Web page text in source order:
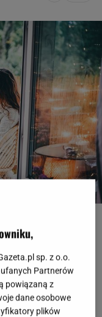
kolekcję
do
miejsce stanie się
sp. z o.o.
Partnerów
powiązaną z
dane osobowe
plików